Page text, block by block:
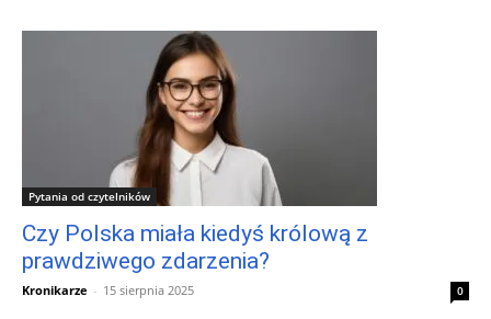
Pytania od czytelników
Czy Polska miała kiedyś królową z
prawdziwego zdarzenia?
Kronikarze - 15 sierpnia 2025 0